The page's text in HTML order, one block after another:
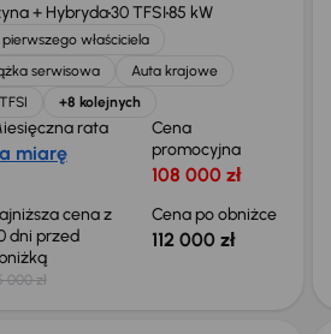
+ Hybryda30 TFSI85 kW
właściciela
serwisowa
Auta krajowe
+8 kolejnych
rata
miarę
Cena
promocyjna
108 000 zł
cena z
dni przed
000 zł
Cena po obniżce
112 000 zł